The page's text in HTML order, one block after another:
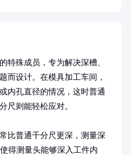
特殊成员，专为解决深槽、
而设计。在模具加工车间，
内孔直径的情况，这时普通
尺则能轻松应对。
比普通千分尺更深，测量深
得测量头能够深入工件内